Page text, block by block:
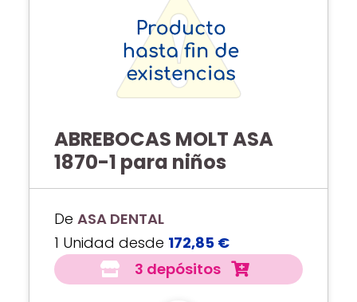
ABREBOCAS MOLT ASA
1870-1 para niños
DeASA DENTAL
1 Unidad desde 172,85 €
3 depósitos